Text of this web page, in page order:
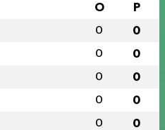
O P
0 0
0 0
0 0
0 0
0 0